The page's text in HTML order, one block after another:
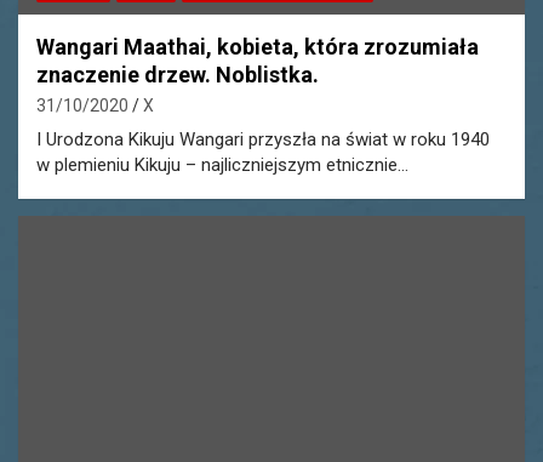
Wangari Maathai, kobieta, która zrozumiała
znaczenie drzew. Noblistka.
31/10/2020 X
I Urodzona Kikuju Wangari przyszła na świat w roku 1940
w plemieniu Kikuju – najliczniejszym etnicznie…